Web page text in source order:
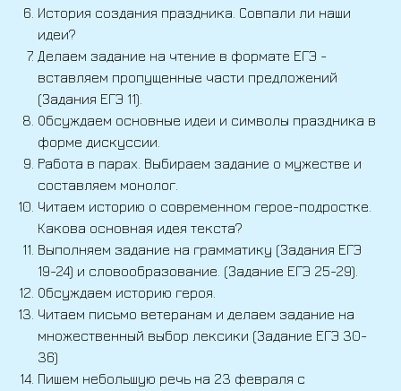
История создания праздника. Совпали ли наши
идеи?
Делаем задание на чтение в формате ЕГЭ -
вставляем пропущенные части предложений
(Задания ЕГЭ 11).
Обсуждаем основные идеи и символы праздника в
форме дискуссии.
Работа в парах. Выбираем задание о мужестве и
составляем монолог.
Читаем историю о современном герое-подростке.
Какова основная идея текста?
Выполняем задание на грамматику (Задания ЕГЭ
19-24) и словообразование. (Задание ЕГЭ 25-29).
Обсуждаем историю героя.
Читаем письмо ветеранам и делаем задание на
множественный выбор лексики (Задание ЕГЭ 30-
36)
Пишем небольшую речь на 23 февраля с